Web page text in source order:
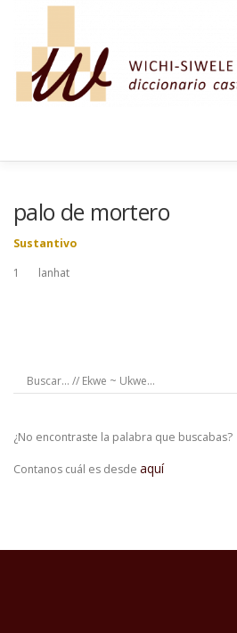
Saltar al contenido
palo de mortero
Sustantivo
1 lanhat
¿No encontraste la palabra que buscabas?
Contanos cuál es desde aquí